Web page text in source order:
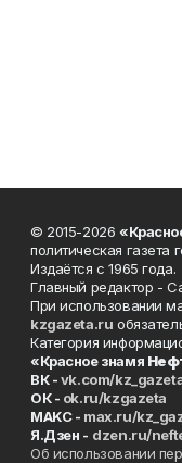
© 2015-2026
политическая газета
Издаётся с 1965 года.
Главный редактор -
При использовании
kzgazeta.ru
Категория
«Красное знамя
ВК -vk.com/
ОК - ok.ru/kzgazeta
MAKC - max.ru/
Я.Дзен - dzen.ru/
Об использовании